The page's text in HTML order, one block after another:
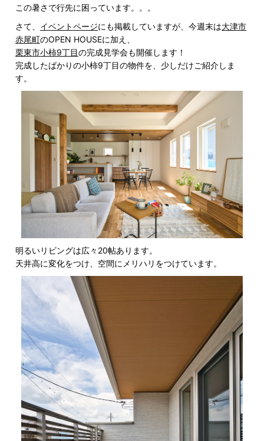
この暑さで行先に困っています。。。
さて、 イベントページにも掲載していますが、今週末は大津市
赤尾町のOPEN HOUSEに加え、
栗東市小柿9丁目の完成見学会も開催します！
完成したばかりの小柿9丁目の物件を、少しだけご紹介しま
す。
明るいリビングは広々20帖あります。
天井高に変化をつけ、空間にメリハリをつけています。